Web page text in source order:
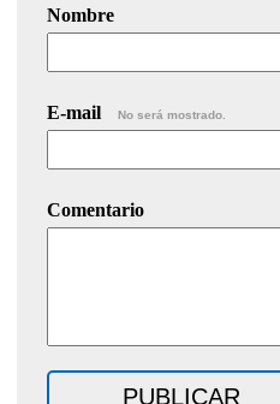
Nombre
E-mail No será mostrado.
Comentario